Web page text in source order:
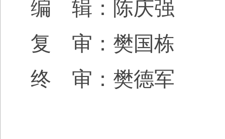
编 辑：陈庆强
复 审：樊国栋
终 审：樊德军